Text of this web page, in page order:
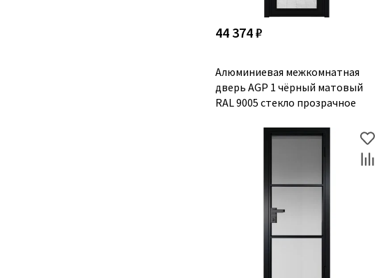
44 374 ₽
Алюминиевая межкомнатная
дверь AGP 1 чёрный матовый
RAL 9005 стекло прозрачное